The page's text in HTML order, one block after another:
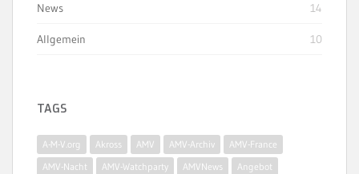
News 14
Allgemein 10
TAGS
A-M-V.org Akross AMV AMV-Archiv
AMV-France
AMV-Nacht
AMV-Watchparty AMVNews
Angebot